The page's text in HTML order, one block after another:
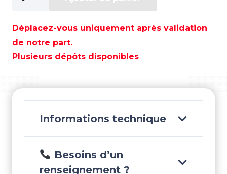
de
DE
GRAISE
MARINE
8M0133985
Déplacez-vous uniquement après validation
de notre part.
Plusieurs dépôts disponibles
Informations technique
Besoins d’un
renseignement ?